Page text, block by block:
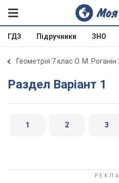
ГДЗ Підручники ЗНО
Геометрія 7 клас О. М. Роганін
Раздел Варіант 1
1 2 3